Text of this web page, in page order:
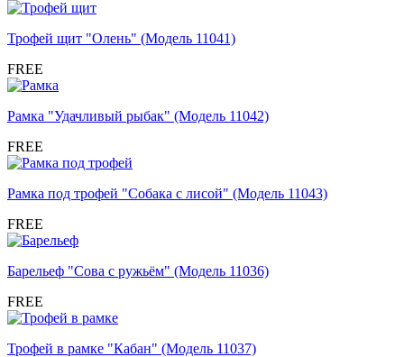
Трофей щит "Олень" (Модель 11041)
FREE
Рамка "Удачливый рыбак" (Модель 11042)
FREE
Рамка под трофей "Собака с лисой" (Модель 11043)
FREE
Барельеф "Сова с ружьём" (Модель 11036)
FREE
Трофей в рамке "Кабан" (Модель 11037)